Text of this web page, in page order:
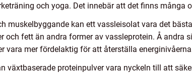
och yoga. Det innebär att det finns många
muskelbyggande kan ett vassleisolat vara det
och fett än andra former av vassleprotein. Å andra
vara mer fördelaktig för att återställa
växtbaserade proteinpulver vara nyckeln till att